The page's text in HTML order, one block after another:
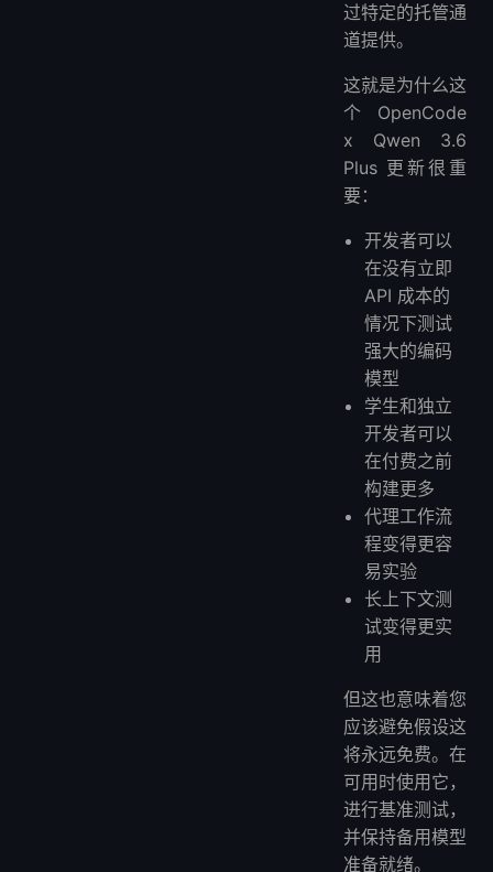
过特定的托管通
道提供。
这就是为什么这
个 OpenCode
x Qwen 3.6
Plus 更新很重
要：
开发者可以
在没有立即
API 成本的
情况下测试
强大的编码
模型
学生和独立
开发者可以
在付费之前
构建更多
代理工作流
程变得更容
易实验
长上下文测
试变得更实
用
但这也意味着您
应该避免假设这
将永远免费。在
可用时使用它，
进行基准测试，
并保持备用模型
准备就绪。